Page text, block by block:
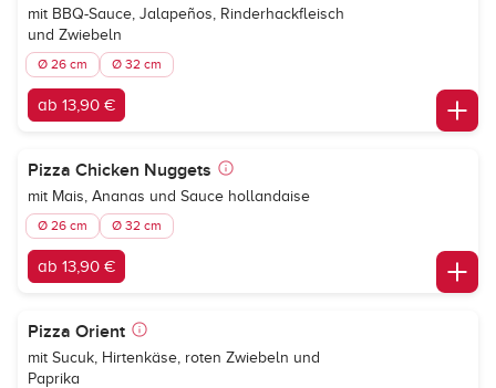
mit BBQ-Sauce, Jalapeños, Rinderhackfleisch
und Zwiebeln
Ø 26 cm Ø 32 cm
ab 13,90 €
Pizza Chicken Nuggets
mit Mais, Ananas und Sauce hollandaise
Ø 26 cm Ø 32 cm
ab 13,90 €
Pizza Orient
mit Sucuk, Hirtenkäse, roten Zwiebeln und
Paprika